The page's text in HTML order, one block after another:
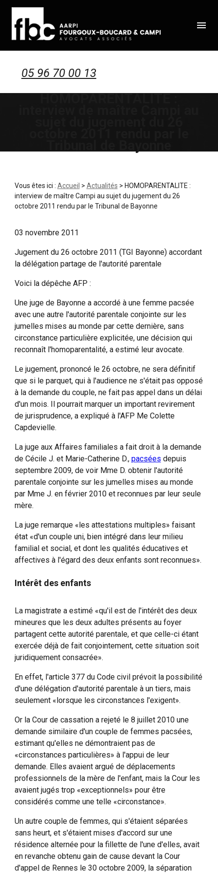
menu
05 96 70 00 13
HOMOPARENTALITE :
Vous êtes ici : Accueil > Actualités > HOMOPARENTALITE :
interview de maître Campi au sujet du jugement du 26
octobre 2011 rendu par le Tribunal de Bayonne
03 novembre 2011
Jugement du 26 octobre 2011 (TGI Bayonne) accordant
la délégation partage de l'autorité parentale
Voici la dépêche AFP :
Une juge de Bayonne a accordé à une femme pacsée
avec une autre l'autorité parentale conjointe sur les
jumelles mises au monde par cette dernière, sans
circonstance particulière explicitée, une décision qui
reconnaît l'homoparentalité, a estimé leur avocate.
Le jugement, prononcé le 26 octobre, ne sera définitif
que si le parquet, qui à l'audience ne s'était pas opposé
à la demande du couple, ne fait pas appel dans un délai
d'un mois. Il pourrait marquer un important revirement
de jurisprudence, a expliqué à l'AFP Me Colette
Capdevielle.
La juge aux Affaires familiales a fait droit à la demande
de Cécile J. et Marie-Catherine D., pacsées depuis
septembre 2009, de voir Mme D. obtenir l'autorité
parentale conjointe sur les jumelles mises au monde
par Mme J. en février 2010 et reconnues par leur seule
mère.
La juge remarque «les attestations multiples» faisant
état «d'un couple uni, bien intégré dans leur milieu
familial et social, et dont les qualités éducatives et
affectives à l'égard des deux enfants sont reconnues».
Intérêt des enfants
La magistrate a estimé «qu'il est de l'intérêt des deux
mineures que les deux adultes présents au foyer
partagent cette autorité parentale, et que celle-ci étant
exercée déjà de fait conjointement, cette situation soit
juridiquement consacrée».
En effet, l'article 377 du Code civil prévoit la possibilité
d'une délégation d'autorité parentale à un tiers, mais
seulement «lorsque les circonstances l'exigent».
Or la Cour de cassation a rejeté le 8 juillet 2010 une
demande similaire d'un couple de femmes pacsées,
estimant qu'elles ne démontraient pas de
«circonstances particulières» à l'appui de leur
demande. Elles avaient argué de déplacements
professionnels de la mère de l'enfant, mais la Cour les
avaient jugés trop «exceptionnels» pour être
considérés comme une telle «circonstance».
Un autre couple de femmes, qui s'étaient séparées
sans heurt, et s'étaient mises d'accord sur une
résidence alternée pour la fillette de l'une d'elles, avait
en revanche obtenu gain de cause devant la Cour
d'appel de Rennes le 30 octobre 2009, la séparation
Panneau de gestion des cookies